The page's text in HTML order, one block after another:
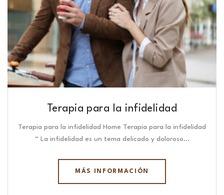
Terapia para la infidelidad
Terapia para la infidelidad Home Terapia para la infidelidad
“ La infidelidad es un tema delicado y doloroso…
MÁS INFORMACIÓN